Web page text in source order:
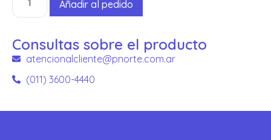
Añadir al pedido
Consultas sobre el producto
atencionalcliente@pnorte.com.ar
(011) 3600-4440